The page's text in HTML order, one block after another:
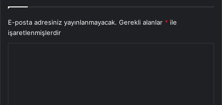
E-posta adresiniz yayınlanmayacak. Gerekli alanlar * ile
işaretlenmişlerdir